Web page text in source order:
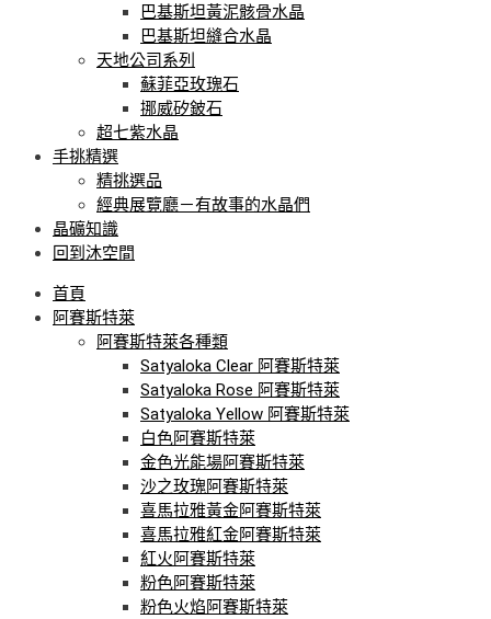
巴基斯坦黃泥骸骨水晶
巴基斯坦縫合水晶
天地公司系列
蘇菲亞玫瑰石
挪威矽鈹石
超七紫水晶
手挑精選
精挑選品
經典展覽廳－有故事的水晶們
晶礦知識
回到沐空間
首頁
阿賽斯特萊
阿賽斯特萊各種類
Satyaloka Clear 阿賽斯特萊
Satyaloka Rose 阿賽斯特萊
Satyaloka Yellow 阿賽斯特萊
白色阿賽斯特萊
金色光能場阿賽斯特萊
沙之玫瑰阿賽斯特萊
喜馬拉雅黃金阿賽斯特萊
喜馬拉雅紅金阿賽斯特萊
紅火阿賽斯特萊
粉色阿賽斯特萊
粉色火焰阿賽斯特萊